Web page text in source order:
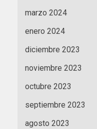
marzo 2024
enero 2024
diciembre 2023
noviembre 2023
octubre 2023
septiembre 2023
agosto 2023